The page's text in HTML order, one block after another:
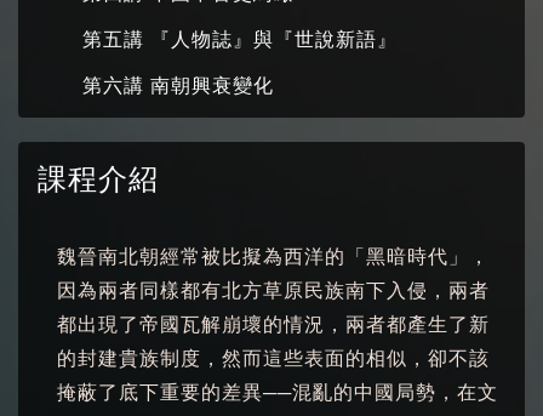
第五講 『人物誌』與『世說新語』
第六講 南朝興衰變化
課程介紹
魏晉南北朝經常被比擬為西洋的「黑暗時代」，
因為兩者同樣都有北方草原民族南下入侵，兩者
都出現了帝國瓦解崩壞的情況，兩者都產生了新
的封建貴族制度，然而這些表面的相似，卻不該
掩蔽了底下重要的差異──混亂的中國局勢，在文